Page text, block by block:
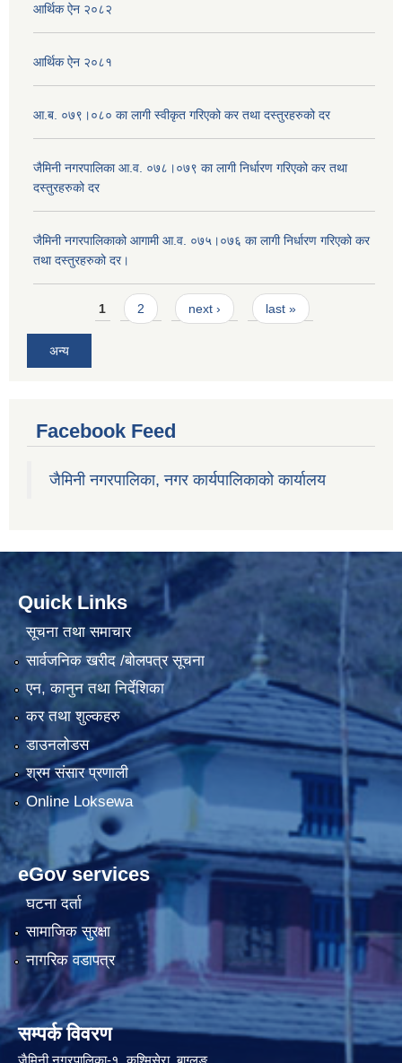
आर्थिक ऐन २०८२
आर्थिक ऐन २०८१
आ.ब. ०७९।०८० का लागी स्वीकृत गरिएको कर तथा दस्तुरहरुको दर
जैमिनी नगरपालिका आ.व. ०७८।०७९ का लागी निर्धारण गरिएको कर तथा
दस्तुरहरुको दर
जैमिनी नगरपालिकाको आगामी आ.व. ०७५।०७६ का लागी निर्धारण गरिएको कर
तथा दस्तुरहरुको दर।
Pages1 2 next › last »
अन्य
Facebook Feed
जैमिनी नगरपालिका, नगर कार्यपालिकाको कार्यालय
Quick Links
सूचना तथा समाचार
सार्वजनिक खरीद /बोलपत्र सूचना
एन, कानुन तथा निर्देशिका
कर तथा शुल्कहरु
डाउनलोडस
श्रम संसार प्रणाली
Online Loksewa
eGov services
घटना दर्ता
सामाजिक सुरक्षा
नागरिक वडापत्र
सम्पर्क विवरण
जैमिनी नगरपालिका-१, कुश्मिसेरा, बाग्लुङ